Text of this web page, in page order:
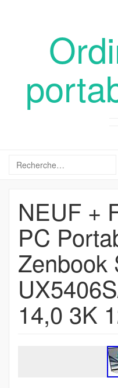
NEUF +
PC
Zenbook
14,0 3K